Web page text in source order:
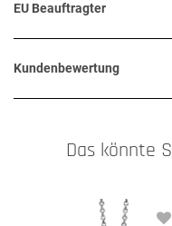
EU Beauftragter
Kundenbewertung
Das könnte